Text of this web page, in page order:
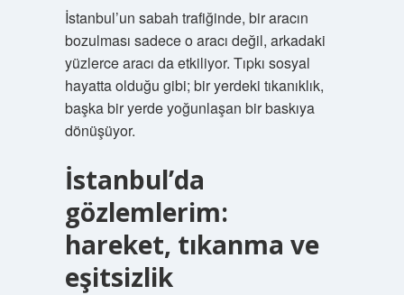
İstanbul’un sabah trafiğinde, bir aracın
bozulması sadece o aracı değil, arkadaki
yüzlerce aracı da etkiliyor. Tıpkı sosyal
hayatta olduğu gibi; bir yerdeki tıkanıklık,
başka bir yerde yoğunlaşan bir baskıya
dönüşüyor.
İstanbul’da
gözlemlerim:
hareket, tıkanma ve
eşitsizlik